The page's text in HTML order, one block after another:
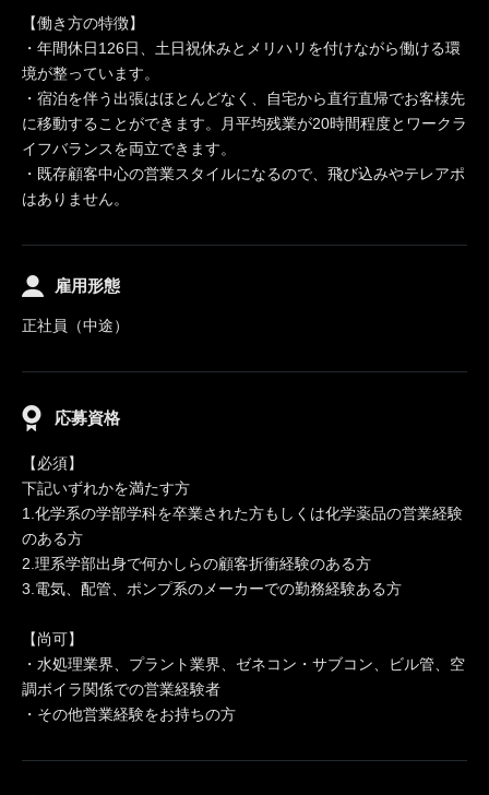
【働き方の特徴】
・年間休日126日、土日祝休みとメリハリを付けながら働ける環
境が整っています。
・宿泊を伴う出張はほとんどなく、自宅から直行直帰でお客様先
に移動することができます。月平均残業が20時間程度とワークラ
イフバランスを両立できます。
・既存顧客中心の営業スタイルになるので、飛び込みやテレアポ
はありません。
雇用形態
正社員（中途）
応募資格
【必須】
下記いずれかを満たす方
1.化学系の学部学科を卒業された方もしくは化学薬品の営業経験
のある方
2.理系学部出身で何かしらの顧客折衝経験のある方
3.電気、配管、ポンプ系のメーカーでの勤務経験ある方
【尚可】
・水処理業界、プラント業界、ゼネコン・サブコン、ビル管、空
調ボイラ関係での営業経験者
・その他営業経験をお持ちの方